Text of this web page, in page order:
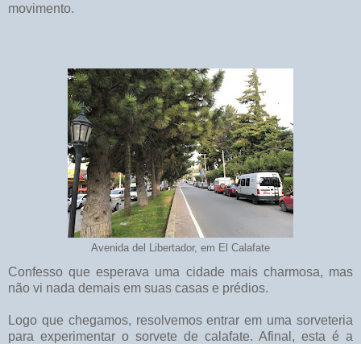
movimento.
Avenida del Libertador, em El Calafate
Confesso que esperava uma cidade mais charmosa, mas
não vi nada demais em suas casas e prédios.
Logo que chegamos, resolvemos entrar em uma sorveteria
para experimentar o sorvete de calafate. Afinal, esta é a